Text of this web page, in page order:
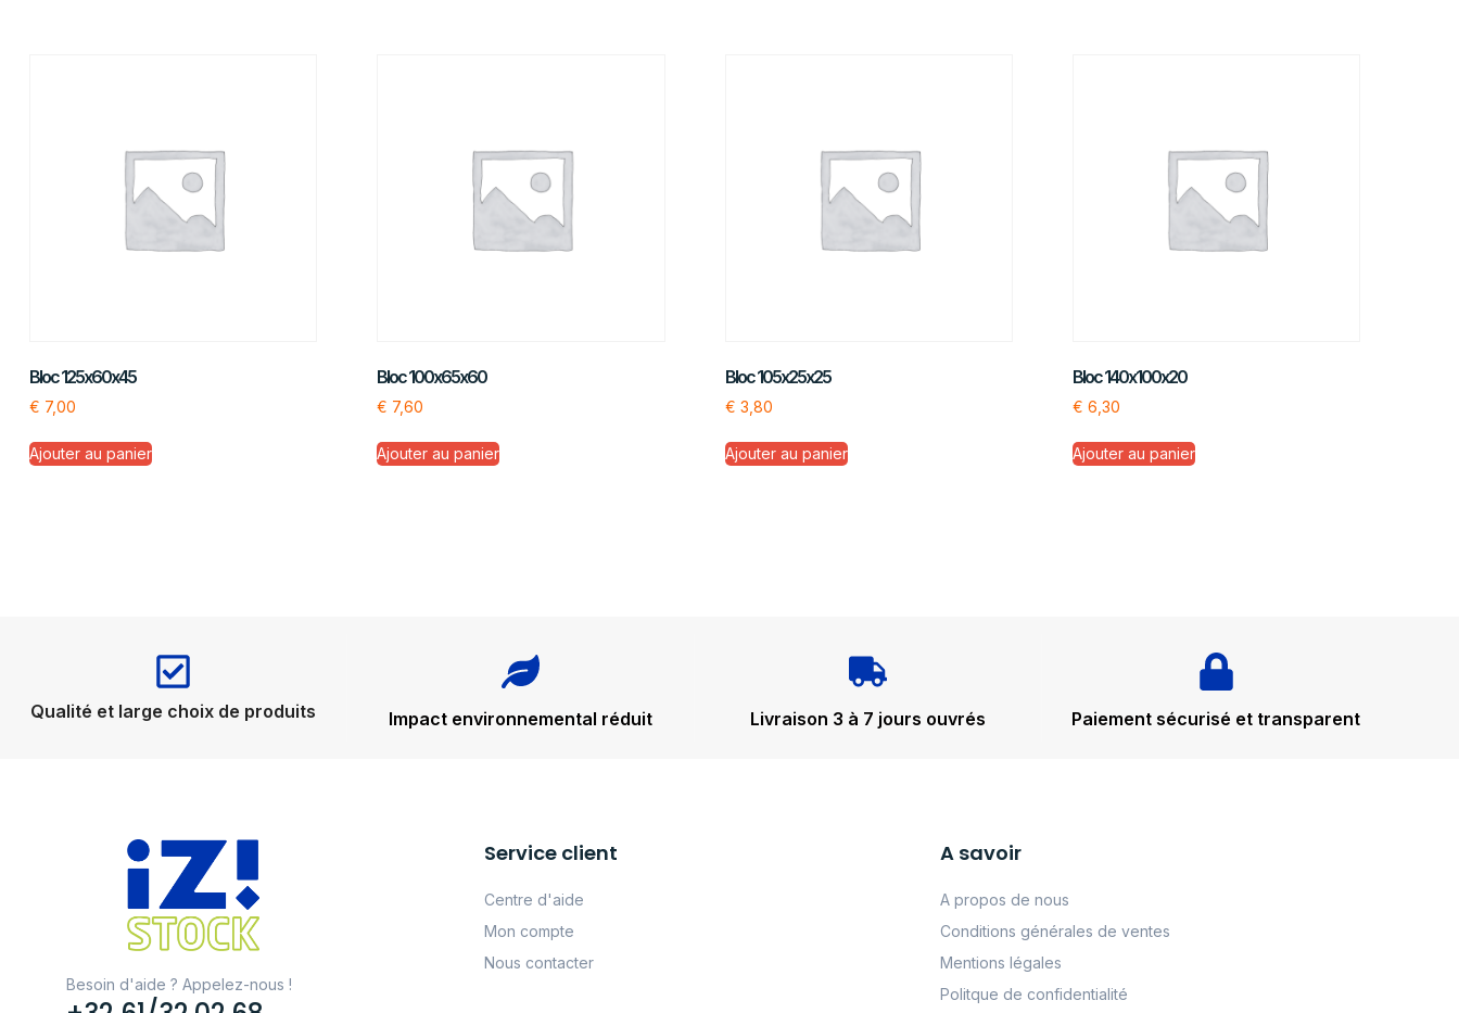
Bloc 125x60x45
€ 7,00
Ajouter au panier
Bloc 100x65x60
€ 7,60
Ajouter au panier
Bloc 105x25x25
€ 3,80
Ajouter au panier
Bloc 140x100x20
€ 6,30
Ajouter au panier
Qualité et large choix de produits Impact environnemental réduit Livraison 3 à 7 jours ouvrés Paiement sécurisé et transparent
Besoin d'aide ? Appelez-nous !
Service client
Centre d'aide
Mon compte
Nous contacter
A savoir
A propos de nous
Conditions générales de ventes
Mentions légales
Politque de confidentialité